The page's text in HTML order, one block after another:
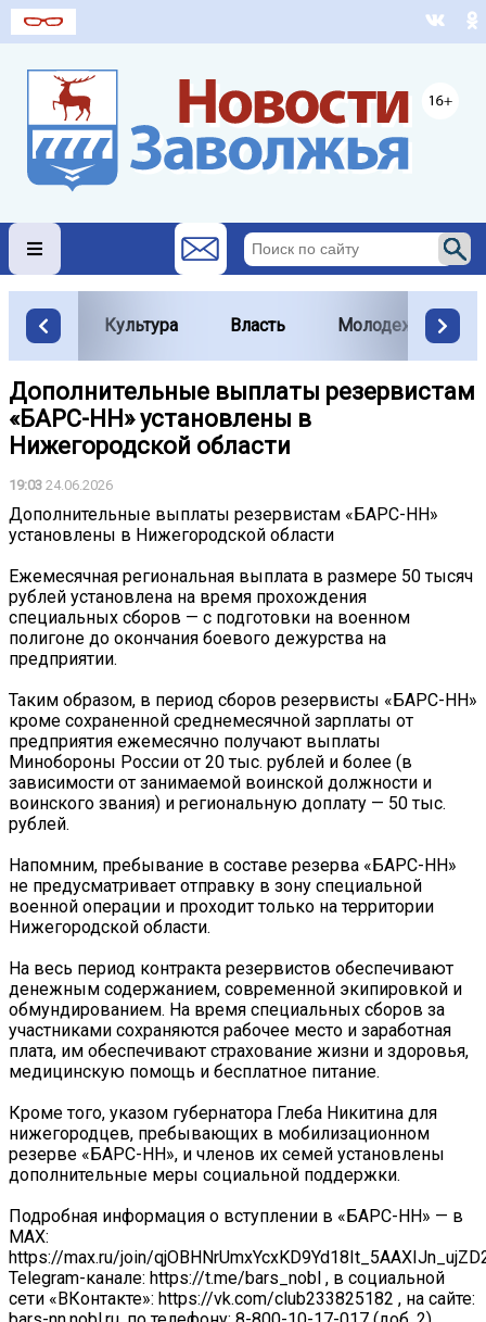
Культура Власть Молодежь
Дополнительные выплаты резервистам
«БАРС-НН» установлены в
Нижегородской области
19:03 24.06.2026
Дополнительные выплаты резервистам «БАРС-НН»
установлены в Нижегородской области
Ежемесячная региональная выплата в размере 50 тысяч
рублей установлена на время прохождения
специальных сборов — с подготовки на военном
полигоне до окончания боевого дежурства на
предприятии.
Таким образом, в период сборов резервисты «БАРС-НН»
кроме сохраненной среднемесячной зарплаты от
предприятия ежемесячно получают выплаты
Минобороны России от 20 тыс. рублей и более (в
зависимости от занимаемой воинской должности и
воинского звания) и региональную доплату — 50 тыс.
рублей.
Напомним, пребывание в составе резерва «БАРС-НН»
не предусматривает отправку в зону специальной
военной операции и проходит только на территории
Нижегородской области.
На весь период контракта резервистов обеспечивают
денежным содержанием, современной экипировкой и
обмундированием. На время специальных сборов за
участниками сохраняются рабочее место и заработная
плата, им обеспечивают страхование жизни и здоровья,
медицинскую помощь и бесплатное питание.
Кроме того, указом губернатора Глеба Никитина для
нижегородцев, пребывающих в мобилизационном
резерве «БАРС-НН», и членов их семей установлены
дополнительные меры социальной поддержки.
Подробная информация о вступлении в «БАРС-НН» — в
MAX:
https://max.ru/join/
Telegram-канале: https://t.me/bars_nobl , в социальной
сети «ВКонтакте»: https://vk.com/club233825182 , на сайте: